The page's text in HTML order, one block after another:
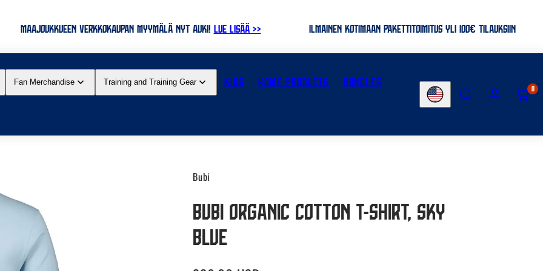
MAAJOUKKUEEN VERKKOKAUPAN MYYMÄLÄ NYT AUKI! LUE LISÄÄ >> ILMAINEN KOTIMAAN PAKETTITOIMITUS YLI 100€ TILAUKSIIN
Fan Merchandise Training and Training Gear KIDS HOME PRODUCTS BUNDLES
Country/region
SEARCH ACCOUNTVIEW
MY
(0)
0
Bubi
Bubi Organic Cotton T-shirt, Sky
Blue